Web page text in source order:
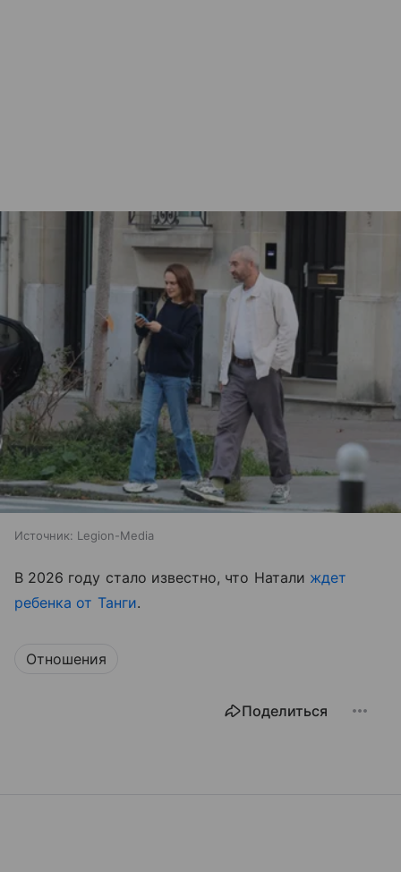
Источник: Legion-Media
В 2026 году стало известно, что Натали ждет
ребенка от Танги.
Отношения
Поделиться